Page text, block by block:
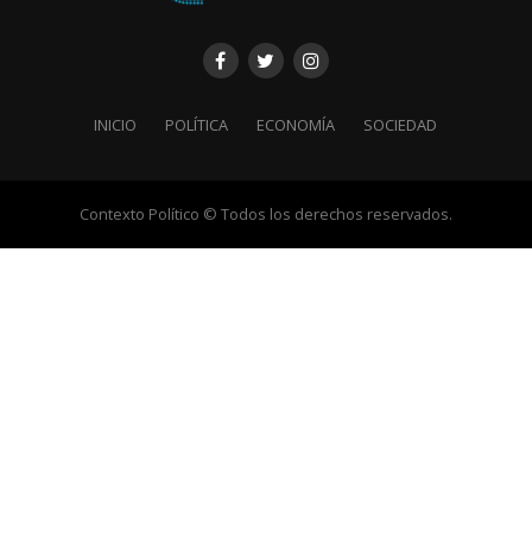
INICIO POLÍTICA ECONOMÍA SOCIEDAD
Contexto Político © Todos los derechos reservados.